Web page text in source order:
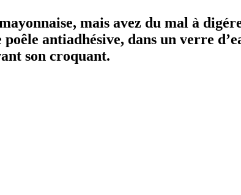
mais avez du mal à
antiadhésive, dans un verre
son croquant.